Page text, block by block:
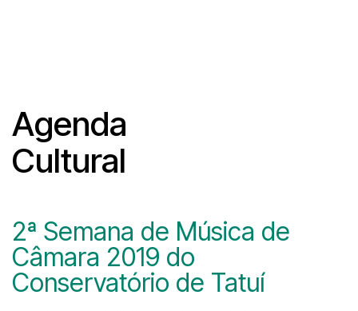
Agenda
Cultural
2ª Semana de Música de
Câmara 2019 do
Conservatório de Tatuí